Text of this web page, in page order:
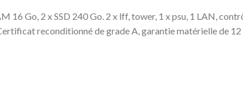
16 Go, 2 x SSD 240 Go. 2 x lff, tower, 1 x psu, 1 LAN,
reconditionné de grade A, garantie matérielle de